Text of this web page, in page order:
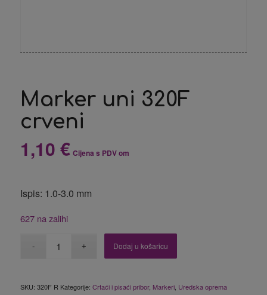
Marker uni 320F
crveni
1,10 € Cijena s PDV om
Ispis: 1.0-3.0 mm
627 na zalihi
Dodaj u košaricu
SKU: 320F R Kategorije: Crtaći i pisaći pribor, Markeri, Uredska oprema